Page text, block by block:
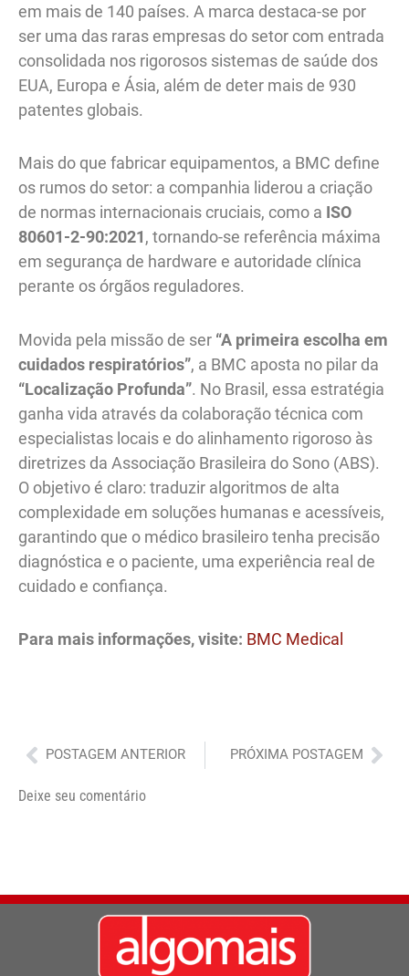
em mais de 140 países. A marca destaca-se por
ser uma das raras empresas do setor com entrada
consolidada nos rigorosos sistemas de saúde dos
EUA, Europa e Ásia, além de deter mais de 930
patentes globais.
Mais do que fabricar equipamentos, a BMC define
os rumos do setor: a companhia liderou a criação
de normas internacionais cruciais, como a ISO
80601-2-90:2021, tornando-se referência máxima
em segurança de hardware e autoridade clínica
perante os órgãos reguladores.
Movida pela missão de ser “A primeira escolha em
cuidados respiratórios”, a BMC aposta no pilar da
“Localização Profunda”. No Brasil, essa estratégia
ganha vida através da colaboração técnica com
especialistas locais e do alinhamento rigoroso às
diretrizes da Associação Brasileira do Sono (ABS).
O objetivo é claro: traduzir algoritmos de alta
complexidade em soluções humanas e acessíveis,
garantindo que o médico brasileiro tenha precisão
diagnóstica e o paciente, uma experiência real de
cuidado e confiança.
Para mais informações, visite: BMC Medical
Anterior
POSTAGEM ANTERIOR PRÓXIMA POSTAGEM
Deixe seu comentário